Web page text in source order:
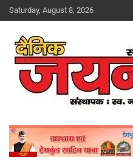
Skip
to
Saturday, August 8, 2026
Dainik Jayant